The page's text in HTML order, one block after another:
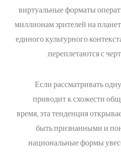
виртуальные форматы
миллионам зрителей на
единого культурного
переплетаются с
Если рассматривать
приводит к схожести
время, эта тенденция
быть признанными и
национальные формы